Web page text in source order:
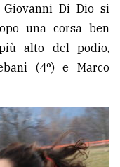
Di Dio si
una corsa ben
alto del podio,
(4°) e Marco